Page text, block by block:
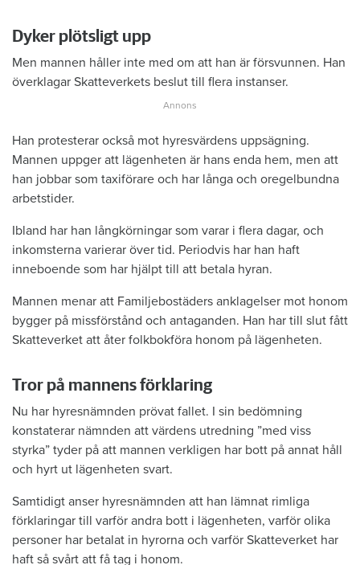
Dyker plötsligt upp
Men mannen håller inte med om att han är försvunnen. Han
överklagar Skatteverkets beslut till flera instanser.
Han protesterar också mot hyresvärdens uppsägning.
Mannen uppger att lägenheten är hans enda hem, men att
han jobbar som taxiförare och har långa och oregelbundna
arbetstider.
Ibland har han långkörningar som varar i flera dagar, och
inkomsterna varierar över tid. Periodvis har han haft
inneboende som har hjälpt till att betala hyran.
Mannen menar att Familjebostäders anklagelser mot honom
bygger på missförstånd och antaganden. Han har till slut fått
Skatteverket att åter folkbokföra honom på lägenheten.
Tror på mannens förklaring
Nu har hyresnämnden prövat fallet. I sin bedömning
konstaterar nämnden att värdens utredning ”med viss
styrka” tyder på att mannen verkligen har bott på annat håll
och hyrt ut lägenheten svart.
Samtidigt anser hyresnämnden att han lämnat rimliga
förklaringar till varför andra bott i lägenheten, varför olika
personer har betalat in hyrorna och varför Skatteverket har
haft så svårt att få tag i honom.